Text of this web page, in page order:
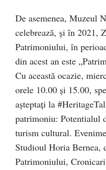
De asemenea, Muzeul
celebrează, și în 2021,
Patrimoniului, în
din acest an este
Cu această ocazie,
orele 10.00 şi 15.00,
aşteptaţi la
patrimoniu: Potentialul
turism cultural.
Studioul Horia Bernea,
Patrimoniului,